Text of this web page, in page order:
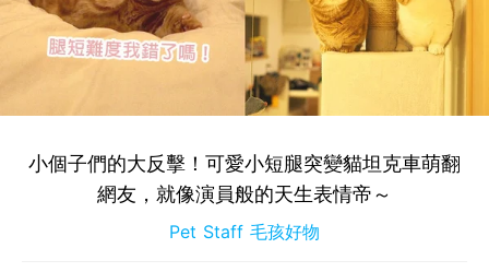
小個子們的大反擊！可愛小短腿突變貓坦克車萌翻
網友，就像演員般的天生表情帝～
Pet Staff 毛孩好物